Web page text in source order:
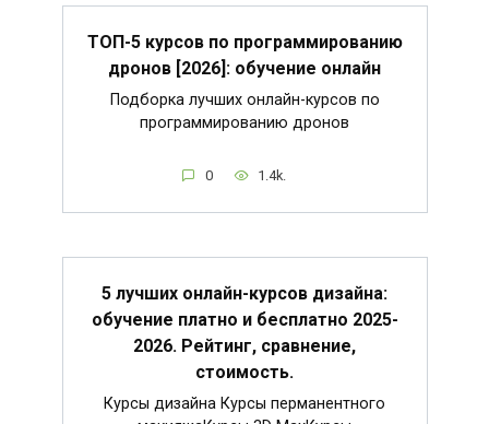
ТОП-5 курсов по программированию
дронов [2026]: обучение онлайн
Подборка лучших онлайн-курсов по
программированию дронов
0 1.4k.
5 лучших онлайн-курсов дизайна:
обучение платно и бесплатно 2025-
2026. Рейтинг, сравнение,
стоимость.
Курсы дизайна Курсы перманентного